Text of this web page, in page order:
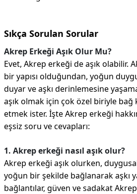
Sıkça Sorulan Sorular
Akrep Erkeği Aşık Olur Mu?
Evet, Akrep erkeği de aşık olabilir.
bir yapısı olduğundan, yoğun
duyar ve aşkı derinlemesine
aşık olmak için çok özel biriyle
etmek ister. İşte Akrep erkeği
eşsiz soru ve cevapları:
1. Akrep erkeği nasıl aşık olur?
Akrep erkeği aşık olurken,
yoğun bir şekilde bağlanarak aşkı
bağlantılar, güven ve sadakat